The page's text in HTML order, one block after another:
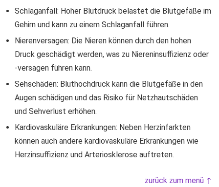
Schlaganfall: Hoher Blutdruck belastet die Blutgefäße im
Gehirn und kann zu einem Schlaganfall führen.
Nierenversagen: Die Nieren können durch den hohen
Druck geschädigt werden, was zu Niereninsuffizienz oder
-versagen führen kann.
Sehschäden: Bluthochdruck kann die Blutgefäße in den
Augen schädigen und das Risiko für Netzhautschäden
und Sehverlust erhöhen.
Kardiovaskuläre Erkrankungen: Neben Herzinfarkten
können auch andere kardiovaskuläre Erkrankungen wie
Herzinsuffizienz und Arteriosklerose auftreten.
zurück zum menü ↑